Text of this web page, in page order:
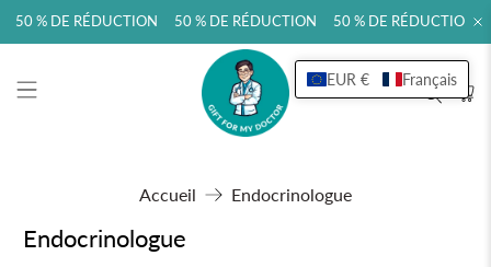
50 % DE RÉDUCTION 50 % DE RÉDUCTION 50 % DE
Accueil Endocrinologue
Endocrinologue
EUR € Français